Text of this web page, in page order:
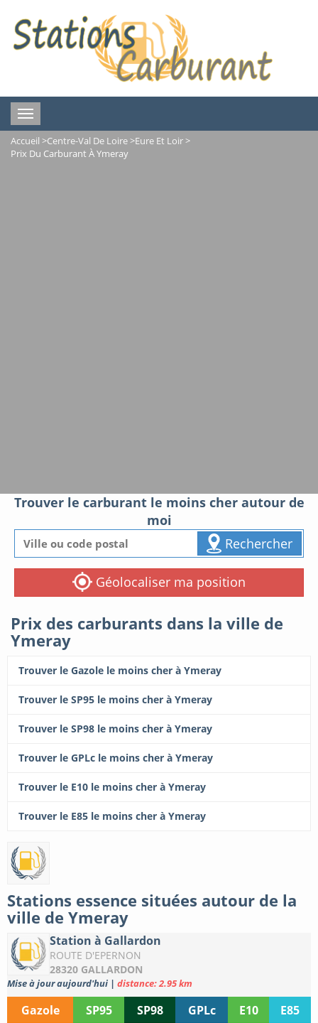
Toggle
navigation
Accueil >Centre-Val De Loire>Eure Et Loir>
Prix Du Carburant À Ymeray
Trouver le carburant le moins cher autour de
moi
Rechercher
Géolocaliser ma position
Prix des carburants dans la ville de
Ymeray
Trouver le Gazole le moins cher à Ymeray
Trouver le SP95 le moins cher à Ymeray
Trouver le SP98 le moins cher à Ymeray
Trouver le GPLc le moins cher à Ymeray
Trouver le E10 le moins cher à Ymeray
Trouver le E85 le moins cher à Ymeray
Stations essence situées autour de la
ville de Ymeray
Station à Gallardon
ROUTE D'EPERNON
28320 GALLARDON
Mise à jour aujourd'hui | distance: 2.95 km
Gazole SP95 SP98 GPLc E10
E85